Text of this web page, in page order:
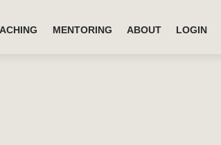
MENTORING ABOUT LOGIN